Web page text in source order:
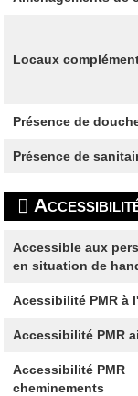
Locaux
Présence de
Présence de
Accessible aux
en situation de
Acessibilité PMR à
Accessibilité PMR
Accessibilité PMR
cheminements